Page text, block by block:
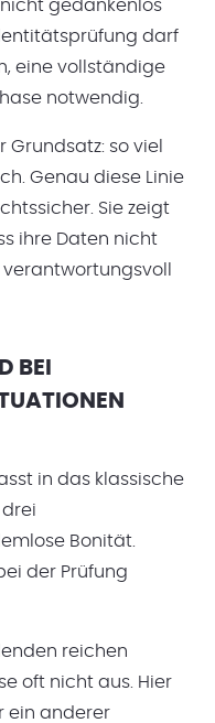
gedankenlos
darf
eine vollständige
notwendig.
Grundsatz: so viel
Genau diese Linie
Sie zeigt
ihre Daten nicht
BEI
in das klassische
Bonität.
der Prüfung
reichen
oft nicht aus. Hier
ein anderer